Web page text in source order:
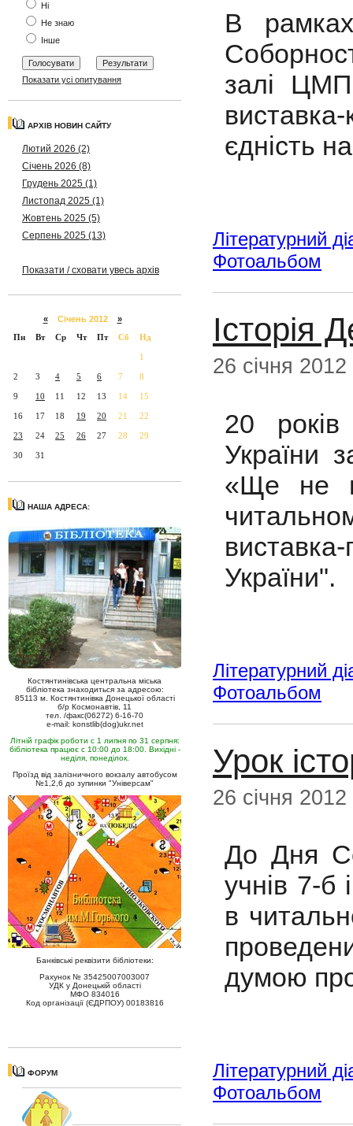
Ні
Не знаю
Інше
Показати усі опитування
АРХІВ НОВИН САЙТУ
Лютий 2026 (2)
Січень 2026 (8)
Грудень 2025 (1)
Листопад 2025 (1)
Жовтень 2025 (5)
Серпень 2025 (13)
Показати / сховати увесь архів
«Січень 2012 »
Пн
Вт Ср Чт Пт Сб Нд
1
2 3 4 5 6 7 8
9 10 11 12 13 14 15
16 17 18 19 20 21 22
23 24 25 26 27 28 29
30 31
НАША АДРЕСА:
Костянтинівська центральна міська
бібліотека знаходиться за адресою:
85113 м. Костянтинівка Донецької області
б/р Космонавтів, 11
тел. /факс(06272) 6-16-70
e-mail: konstlib(dog)ukr.net
Літній графік роботи с 1 липня по 31 серпня:
бібліотека працює с 10:00 до 18:00. Вихідні -
неділя, понеділок.
Проїзд від залізничного вокзалу автобусом
№1,2,6 до зупинки "Універсам"
Банківські реквізити бібліотеки:
Рахунок № 35425007003007
УДК у Донецькій області
МФО 834016
Код організації (ЄДРПОУ) 00183816
ФОРУМ
В
залі
єдність
Літературний
Фотоальбом
Історія
26 січня 2012
20
України
«Ще не
України".
Літературний
Фотоальбом
Урок
26 січня 2012
До Дня
учнів 7-б
в
думою про
Літературний
Фотоальбом